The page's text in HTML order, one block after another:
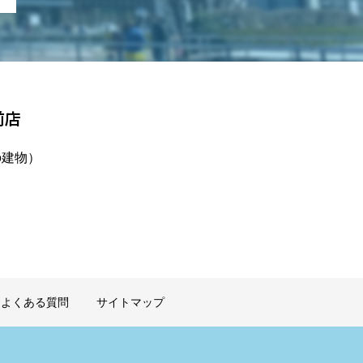
物）
よくある質問 サイトマップ